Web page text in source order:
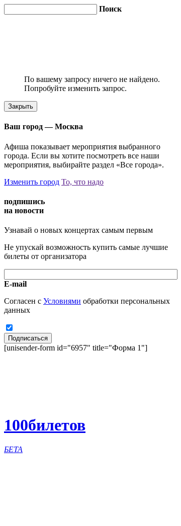
Поиск
По вашему запросу ничего не найдено.
Попробуйте изменить запрос.
Закрыть
Ваш город —Москва
Афиша показывает мероприятия выбранного
города. Если вы хотите посмотреть все наши
мероприятия, выбирайте раздел «Все города».
Изменить город То, что надо
подпишись
на новости
Узнавай о новых концертах самым первым
Не упускай возможность купить самые лучшие
билеты от организатора
E-mail
Согласен с Условиями обработки персональных
данных
Подписаться
[unisender-form id="6957" title="Форма 1"]
100билетов
БЕТА